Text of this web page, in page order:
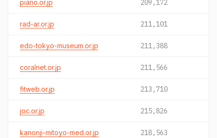
piano.or.jp 209,172
rad-ar.or.jp 211,101
edo-tokyo-museum.or.jp 211,388
coralnet.or.jp 211,566
fitweb.or.jp 213,710
joc.or.jp 215,826
kanonji-mitoyo-med.or.jp 218,563